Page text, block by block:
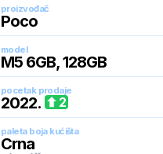
proizvođač
Poco
model
M5 6GB, 128GB
pocetak prodaje
2022. 2
paleta boja kućišta
Crna